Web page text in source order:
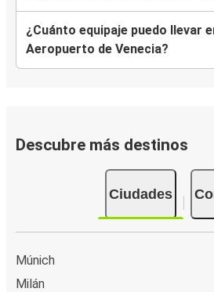
Aeropuerto de
Viena
Viena
Roma
Aeropuerto de
¿Cuánto equipaje puedo llevar
Aeropuerto de Venecia?
Descubre más destinos
Ciudades
Múnich
Milán